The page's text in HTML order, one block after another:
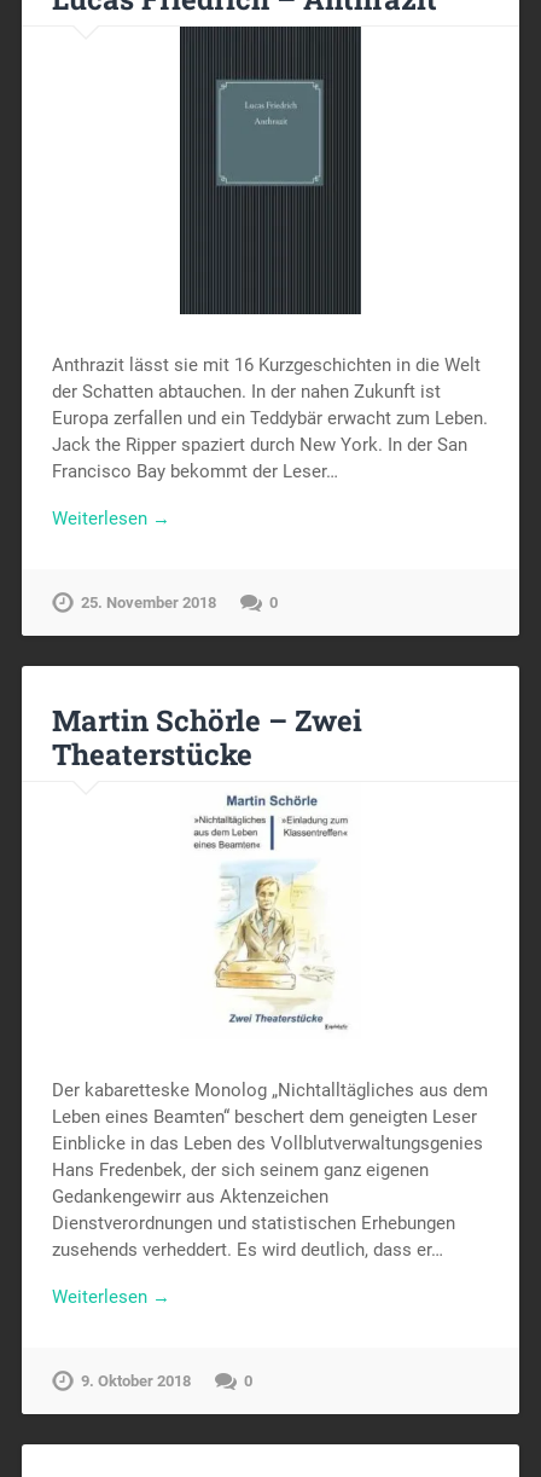
Anthrazit lässt sie mit 16 Kurzgeschichten in die Welt
der Schatten abtauchen. In der nahen Zukunft ist
Europa zerfallen und ein Teddybär erwacht zum Leben.
Jack the Ripper spaziert durch New York. In der San
Francisco Bay bekommt der Leser…
Weiterlesen →
25. November 2018 0
Martin Schörle – Zwei
Theaterstücke
Der kabaretteske Monolog „Nichtalltägliches aus dem
Leben eines Beamten“ beschert dem geneigten Leser
Einblicke in das Leben des Vollblutverwaltungsgenies
Hans Fredenbek, der sich seinem ganz eigenen
Gedankengewirr aus Aktenzeichen
Dienstverordnungen und statistischen Erhebungen
zusehends verheddert. Es wird deutlich, dass er…
Weiterlesen →
9. Oktober 2018 0